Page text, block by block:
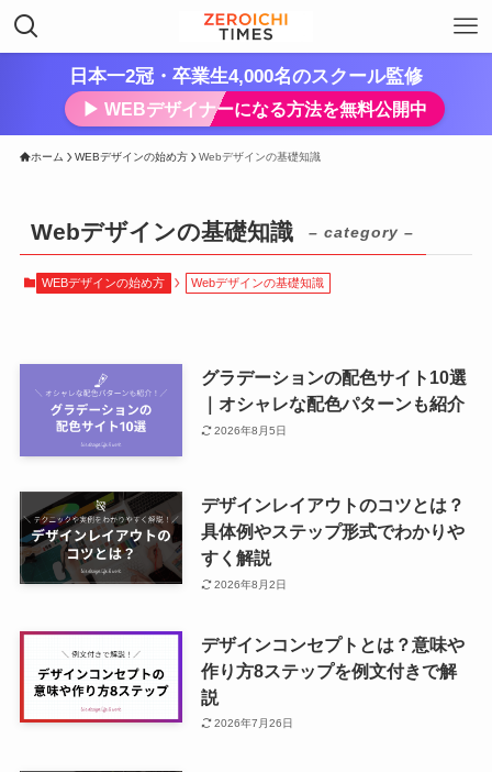
日本一2冠・卒業生4,000名のスクール監修
▶︎ WEBデザイナーになる方法を無料公開中
ホーム WEBデザインの始め方 Webデザインの基礎知識
Webデザインの基礎知識 – category –
WEBデザインの始め方 Webデザインの基礎知識
グラデーションの配色サイト10選
｜オシャレな配色パターンも紹介
2026年8月5日
デザインレイアウトのコツとは？
具体例やステップ形式でわかりや
すく解説
2026年8月2日
デザインコンセプトとは？意味や
作り方8ステップを例文付きで解
説
2026年7月26日